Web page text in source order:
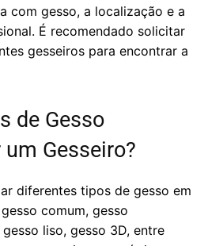
com gesso, a localização e a
É recomendado solicitar
gesseiros para encontrar a
de Gesso
Gesseiro?
diferentes tipos de gesso em
comum, gesso
liso, gesso 3D, entre